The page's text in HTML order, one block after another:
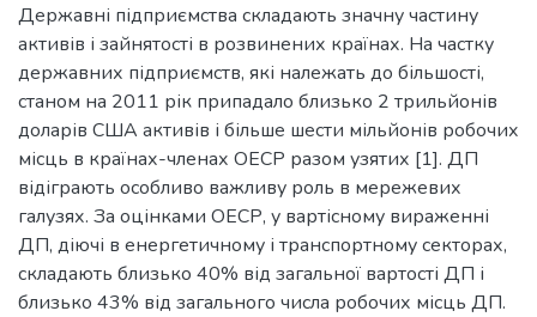
Державні підприємства складають значну частину
активів і зайнятості в розвинених країнах. На частку
державних підприємств, які належать до більшості,
станом на 2011 рік припадало близько 2 трильйонів
доларів США активів і більше шести мільйонів робочих
місць в країнах-членах ОЕСР разом узятих [1]. ДП
відіграють особливо важливу роль в мережевих
галузях. За оцінками ОЕСР, у вартісному вираженні
ДП, діючі в енергетичному і транспортному секторах,
складають близько 40% від загальної вартості ДП і
близько 43% від загального числа робочих місць ДП.